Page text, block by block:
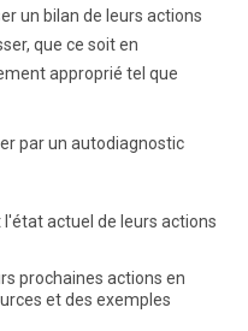
un bilan de leurs actions
que ce soit en
approprié tel que
par un autodiagnostic
l'état actuel de leurs actions
prochaines actions en
et des exemples